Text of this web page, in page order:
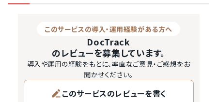
このサービスの導入・運用経験がある方へ
DocTrack
のレビューを募集しています。
導入や運用の経験をもとに、率直なご意見・ご感想をお
聞かせください。
このサービスのレビューを書く